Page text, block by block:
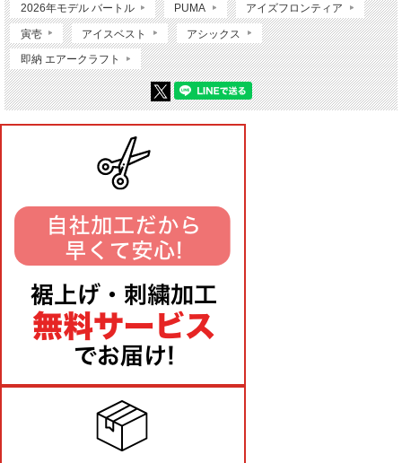
2026年モデル バートル PUMA アイズフロンティア
寅壱 アイスベスト アシックス
即納 エアークラフト